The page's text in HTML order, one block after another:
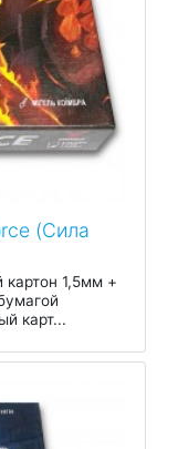
(Сила
картон 1,5мм +
карт...